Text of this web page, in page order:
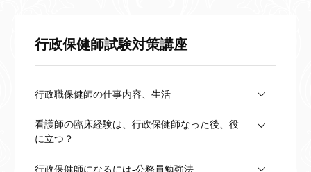
行政保健師試験対策講座
行政職保健師の仕事内容、生活
看護師の臨床経験は、行政保健師なった後、役
に立つ？
行政保健師になるには-公務員勉強法